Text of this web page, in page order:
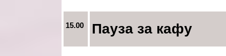
15.00 Пауза за кафу